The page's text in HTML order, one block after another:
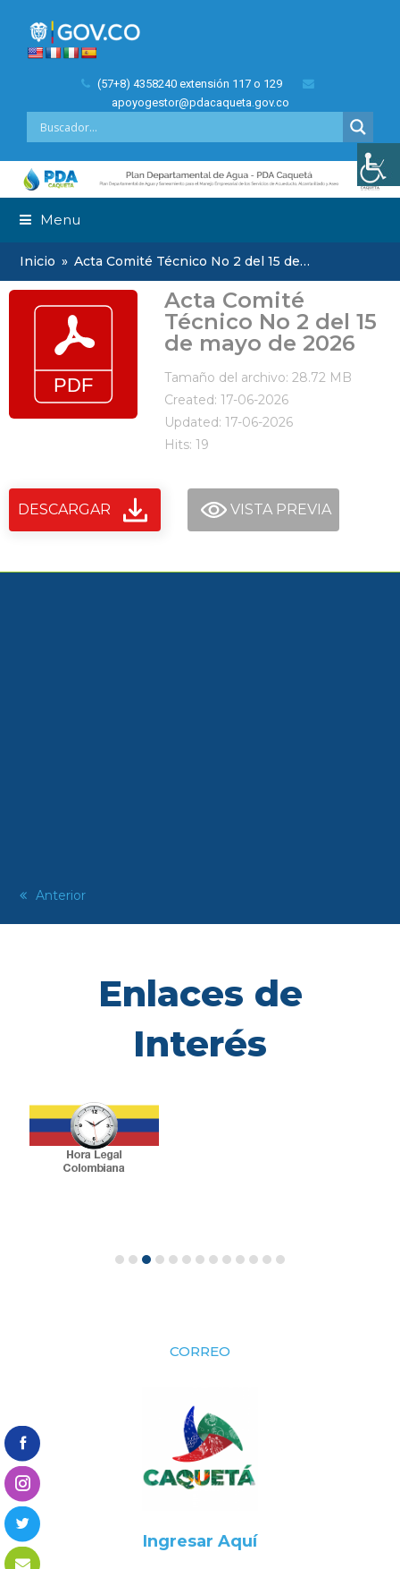
(57+8) 4358240 extensión 117 o 129
apoyogestor@pdacaqueta.gov.co
Menu
Inicio » Acta Comité Técnico No 2 del 15 de…
Acta Comité
Técnico No 2 del 15
de mayo de 2026
Tamaño del archivo: 28.72 MB
Created: 17-06-2026
Updated: 17-06-2026
Hits: 19
DESCARGAR VISTA PREVIA
previous
Anterior
Enlaces de
Interés
CORREO
Ingresar Aquí